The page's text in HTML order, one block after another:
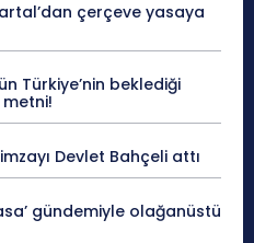
çerçeve yasaya
Türkiye’nin beklediği
Devlet Bahçeli attı
gündemiyle olağanüstü